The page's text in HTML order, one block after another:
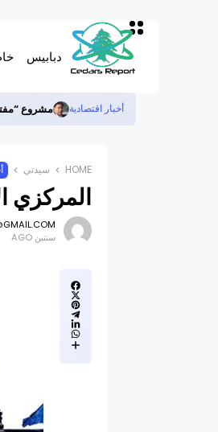
دبابيس
أخبار اقتصادية مشروع
HOME سيدتي
المركزي
سنتين AGO